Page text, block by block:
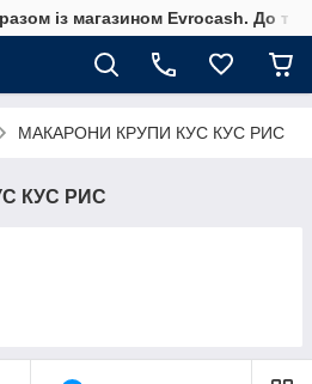
із магазином Evrocash. До
МАКАРОНИ КРУПИ КУС КУС РИС
КУС РИС